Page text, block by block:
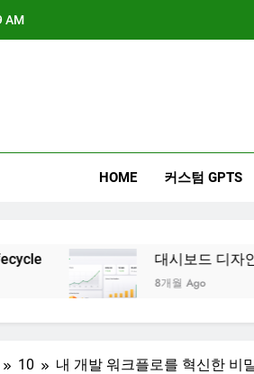
AM
HOME 커스텀 GPTS
대시보드 디자인, 이제는 ‘많
8개월 Ago
10 내 개발 워크플로를 혁신한 비